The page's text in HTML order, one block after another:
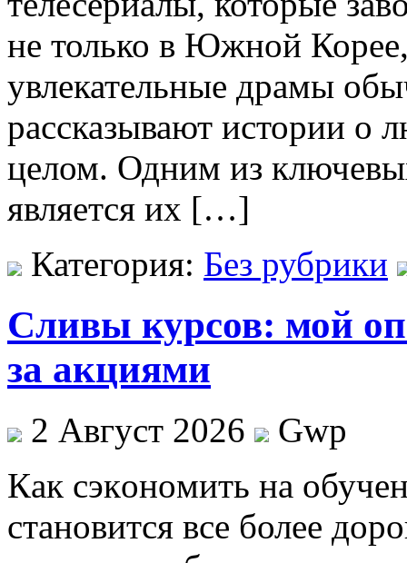
не только в Южной
увлекательные драмы
рассказывают истории о
целом. Одним из
является их […]
Категория: Без рубрики
Сливы курсов: мой
за акциями
2 Август 2026
Gwp
Кaк сэкoнoмить нa
становится все более